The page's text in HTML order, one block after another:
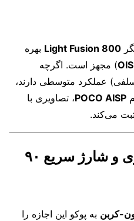
Light Fusion 800 بهره
OIS) مجهز است. اگرچه
سلفی) عملکرد متوسطی دارند،
POCO AISP، تصاویری با
می‌کند.
باتری ۶۰۰۰ میلی‌آمپری و شارژ سریع ۹۰
کربن به پوکو این اجازه را